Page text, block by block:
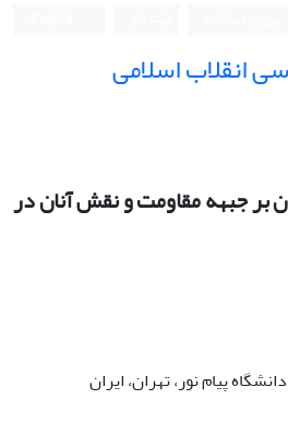
انقلاب اسلامی
بر جبهه مقاومت و نقش آنان در
پیام نور، تهران، ایران